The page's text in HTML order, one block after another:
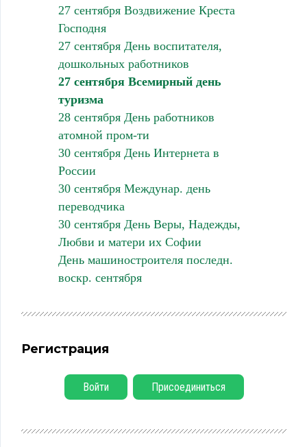
27 сентября Воздвижение Креста
Господня
27 сентября День воспитателя,
дошкольных работников
27 сентября Всемирный день
туризма
28 сентября День работников
атомной пром-ти
30 сентября День Интернета в
России
30 сентября Междунар. день
переводчика
30 сентября День Веры, Надежды,
Любви и матери их Софии
День машиностроителя последн.
воскр. сентября
Регистрация
Войти Присоединиться